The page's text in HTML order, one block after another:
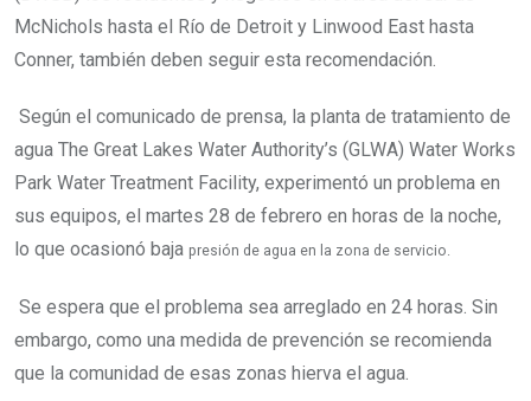
McNichols hasta el Río de Detroit y Linwood East hasta
Conner, también deben seguir esta recomendación.
Según el comunicado de prensa, la planta de tratamiento de
agua The Great Lakes Water Authority’s (GLWA) Water Works
Park Water Treatment Facility, experimentó un problema en
sus equipos, el martes 28 de febrero en horas de la noche,
lo que ocasionó baja presión de agua en la zona de servicio.
Se espera que el problema sea arreglado en 24 horas. Sin
embargo, como una medida de prevención se recomienda
que la comunidad de esas zonas hierva el agua.